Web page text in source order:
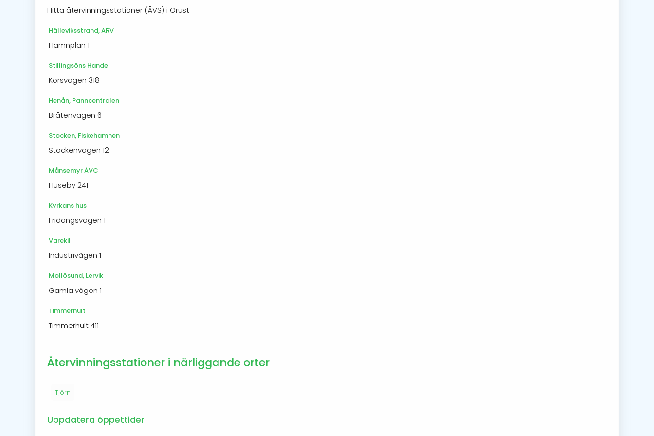
Hitta återvinningsstationer (ÅVS) i Orust
Hälleviksstrand, ARV
Hamnplan 1
Stillingsöns Handel
Korsvägen 318
Henån, Panncentralen
Bråtenvägen 6
Stocken, Fiskehamnen
Stockenvägen 12
Månsemyr ÅVC
Huseby 241
Kyrkans hus
Fridängsvägen 1
Varekil
Industrivägen 1
Mollösund, Lervik
Gamla vägen 1
Timmerhult
Timmerhult 411
Återvinningsstationer i närliggande orter
Tjörn
Uppdatera öppettider